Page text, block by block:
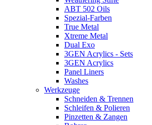
ABT 502 Oils
Spezial-Farben
True Metal
Xtreme Metal
Dual Exo
3GEN Acrylics - Sets
3GEN Acrylics
Panel Liners
Washes
Werkzeuge
Schneiden & Trennen
Schleifen & Polieren
Pinzetten & Zangen